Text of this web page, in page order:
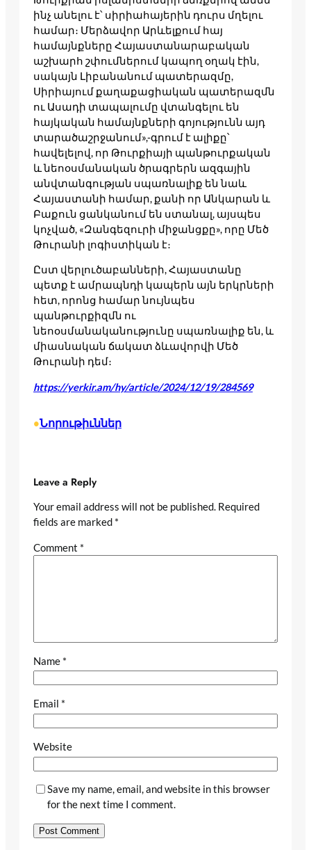
ինչ անելու է՝ սիրիահայերին դուրս մղելու
համար։ Մերձավոր Արևելքում հայ
համայնքները Հայաստանարաբական
աշխարհ շփումներում կապող օղակ էին,
սակայն Լիբանանում պատերազմը,
Սիրիայում քաղաքացիական պատերազմն
ու Ասադի տապալումը վտանգելու են
հայկական համայնքների գոյությունն այդ
տարածաշրջանում»,-գրում է ալիքը՝
հավելելով, որ Թուրքիայի պանթուրքական
և նեոօսմանական ծրագրերն ազգային
անվտանգության սպառնալիք են նաև
Հայաստանի համար, քանի որ Անկարան և
Բաքուն ցանկանում են ստանալ, այսպես
կոչված, «Զանգեզուրի միջանցքը», որը Մեծ
Թուրանի լոգիստիկան է։
Ըստ վերլուծաբանների, Հայաստանը
պետք է ամրապնդի կապերն այն երկրների
հետ, որոնց համար նույնպես
պանթուրքիզմն ու
նեոօսմանականությունը սպառնալիք են, և
միասնական ճակատ ձևավորվի Մեծ
Թուրանի դեմ։
https://yerkir.am/hy/article/2024/12/19/284569
•Նորութիւններ
Leave a Reply
Your email address will not be published. Required
fields are marked *
Comment *
Name *
Email *
Website
Save my name, email, and website in this browser
for the next time I comment.